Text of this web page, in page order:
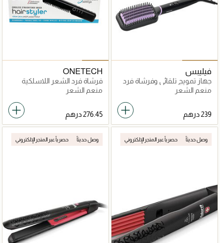
فيليبس
جهاز تمويج تلقائي وفرشاة فرد
حرارية
منعم الشعر
ONETECH
فرشاة فرد الشعر اللاسلكية
HS-1802
منعم الشعر
وصل حديثاً حصرياً عبر المتجر الإلكتروني وصل حديثاً حصرياً عبر المتجر الإلكتروني